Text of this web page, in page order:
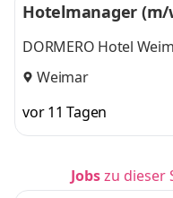
Hotelmanager (m/
DORMERO Hotel
Weimar
vor 11 Tagen
Jobszu dieser